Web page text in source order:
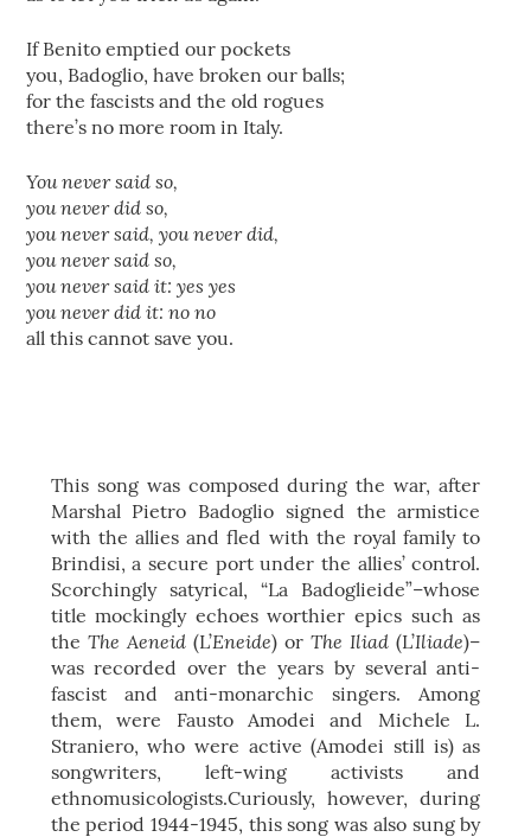
If Benito emptied our pockets
you, Badoglio, have broken our balls;
for the fascists and the old rogues
there’s no more room in Italy.
You never said so,
you never did so,
you never said, you never did,
you never said so,
you never said it: yes yes
you never did it: no no
all this cannot save you.
This song was composed during the war, after
Marshal Pietro Badoglio signed the armistice
with the allies and fled with the royal family to
Brindisi, a secure port under the allies’ control.
Scorchingly satyrical, “La Badoglieide”–whose
title mockingly echoes worthier epics such as
the The Aeneid(L’Eneide) orThe Iliad (L’Iliade)–
was recorded over the years by several anti-
fascist and anti-monarchic singers. Among
them, were Fausto Amodei and Michele L.
Straniero, who were active (Amodei still is) as
songwriters, left-wing activists and
ethnomusicologists.Curiously, however, during
the period 1944-1945, this song was also sung by